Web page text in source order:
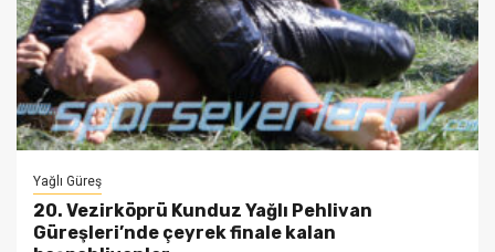
Yağlı Güreş
20. Vezirköprü Kunduz Yağlı Pehlivan
Güreşleri’nde çeyrek finale kalan